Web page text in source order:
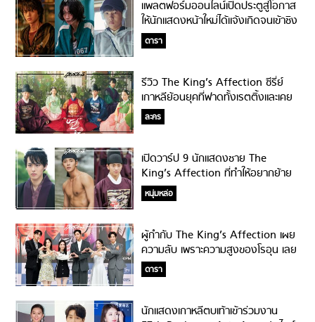
แพลตฟอร์มออนไลน์เปิดประตูสู่โอกาส
ให้นักแสดงหน้าใหม่ได้แจ้งเกิดจนเข้าชิง
รางวัล Baeksang Arts Awards!
ดารา
รีวิว The King’s Affection ซีรี่ย์
เกาหลีย้อนยุคที่ฟาดทั้งเรตติ้งและเคย
ยืน TOP10 บน Netflix ทั่วโลก!!!
ละคร
เปิดวาร์ป 9 นักแสดงชาย The
King’s Affection ที่ทำให้อยากย้าย
เข้าวังในโชซอน!
หนุ่มหล่อ
ผู้กำกับ The King’s Affection เผย
ความลับ เพราะความสูงของโรอุน เลย
ต้องดูส่วนสูงด้วยตอนแคสติ้งนัก
แสดงชาย!
ดารา
นักแสดงเกาหลีตบเท้าเข้าร่วมงาน